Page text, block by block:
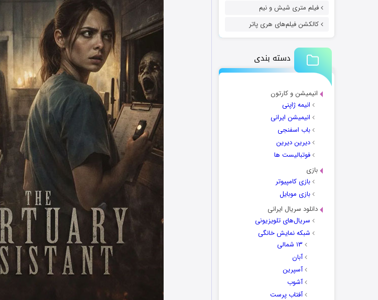
فیلم متری شیش و نیم
کالکشن فیلم‌های هری پاتر
دسته بندی
انیمیشن و کارتون
انیمه ژاپنی
انیمیشن ایرانی
باب اسفنجی
دیرین دیرین
فوتبالیست ها
بازی
بازی کامپیوتر
بازی موبایل
دانلود سریال ایرانی
سریال‌های تلویزیونی
شبکه نمایش خانگی
۱۳ شمالی
آبان
آسپرین
آشوب
آفتاب پرست